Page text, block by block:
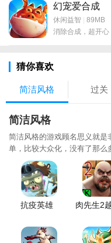
幻宠爱合成
休闲益智 | 89MB
消除合成，超开心
猜你喜欢
简洁风格 过关
简洁风格
简洁风格的游戏顾名思义就是
单，比较大众化，没有了那
抗疫英雄 肉先生2